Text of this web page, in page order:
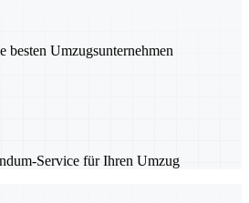
besten Umzugsunternehmen
Service für Ihren Umzug